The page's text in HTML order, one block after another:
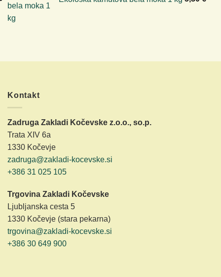
Kontakt
Zadruga Zakladi Kočevske z.o.o., so.p.
Trata XIV 6a
1330 Kočevje
zadruga@zakladi-kocevske.si
+386 31 025 105
Trgovina Zakladi Kočevske
Ljubljanska cesta 5
1330 Kočevje (stara pekarna)
trgovina@zakladi-kocevske.si
+386 30 649 900